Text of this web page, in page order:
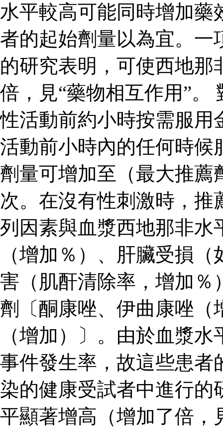
水平較高可能同時增加藥
者的起始劑量以為宜。一
的研究表明，可使西地
倍，見“藥物相互作用”。
性活動前約小時按需服用
活動前小時內的任何時候
劑量可增加至（最大推薦
次。在沒有性刺激時，
列因素與血漿西地那非水
（增加％）、肝臟受損
害（肌酐清除率，增加％
劑〔酮康唑、伊曲康唑（
（增加）〕。由於血漿
事件發生率，故這些患者
染的健康受試者中進行的
平顯著增高（增加了倍，